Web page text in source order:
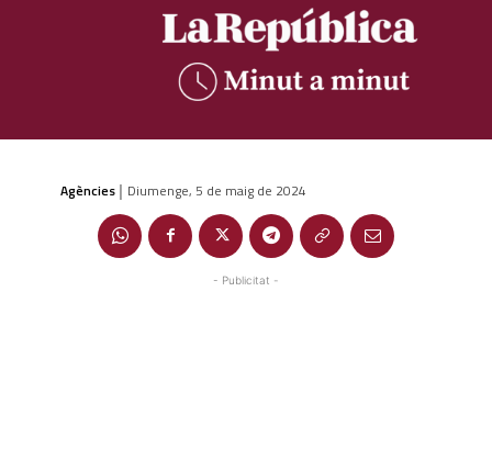
Agències | Diumenge, 5 de maig de 2024
- Publicitat -